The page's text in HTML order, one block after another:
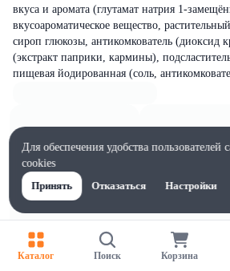
вкуса и аромата (глутамат натрия 1-
вкусоароматическое вещество,
сироп глюкозы, антикомкователь (диоксид
(экстракт паприки, кармины),
пищевая йодированная (соль,
Каталог Поиск Корзина
Для обеспечения удобства пользователей
cookies
Принять
Отказаться Настройки